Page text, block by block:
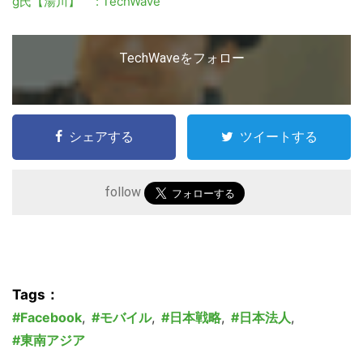
TechWaveをフォロー
シェアする ツイートする
follow
Tags：
Facebook, モバイル, 日本戦略, 日本法人,
東南アジア
サ
イ
ト